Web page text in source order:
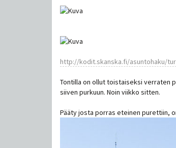
http://kodit.skanska.fi/asuntohaku/
Tontilla on ollut toistaiseksi verraten
siiven purkuun. Noin viikko sitten.
Pääty josta porras eteinen purettiin,